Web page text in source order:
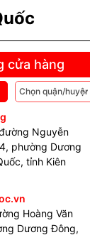
cửa hàng
Nguyễn
phường Dương
tỉnh Kiên
Hoàng Văn
Dương Đông,